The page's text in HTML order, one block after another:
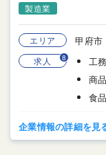
製造業
エリア 甲府市
求人 8
工
商
食
企業情報の詳細を見